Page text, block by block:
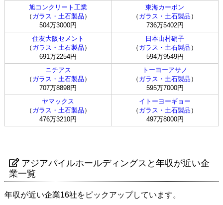
旭コンクリート工業
（ ガラス・土石製品 ）
504万3000円
東海カーボン
（ ガラス・土石製品 ）
736万5402円
住友大阪セメント
（ ガラス・土石製品 ）
691万2254円
日本山村硝子
（ ガラス・土石製品 ）
594万9549円
ニチアス
（ ガラス・土石製品 ）
707万8898円
トーヨーアサノ
（ ガラス・土石製品 ）
595万7000円
ヤマックス
（ ガラス・土石製品 ）
476万3210円
イトーヨーギョー
（ ガラス・土石製品 ）
497万8000円
アジアパイルホールディングスと年収が近い企
業一覧
年収が近い企業16社をピックアップしています。